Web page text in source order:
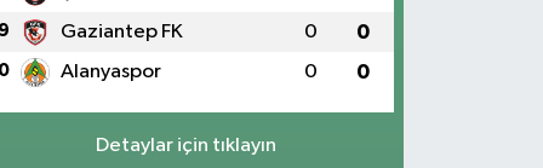
9 Gaziantep FK 0 0
Alanyaspor 0 0
Detaylar için tıklayın